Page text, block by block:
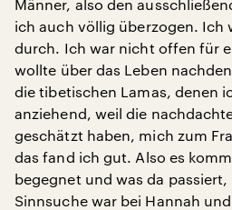
Männer, also den
ich auch völlig überzogen. Ich
durch. Ich war nicht offen für
wollte über das Leben
die tibetischen Lamas, denen
anziehend, weil die
geschätzt haben, mich zum
das fand ich gut. Also es
begegnet und was da
Sinnsuche war bei Hannah